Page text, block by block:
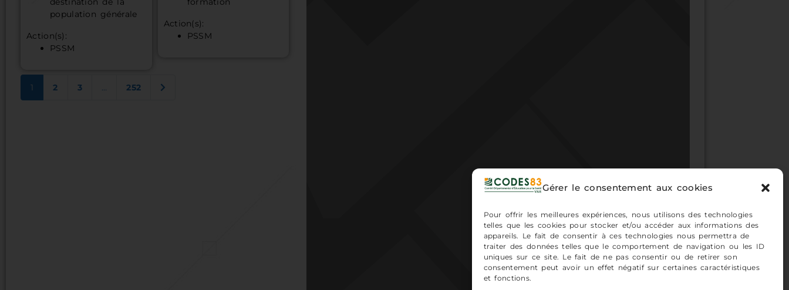
Gérer le consentement aux cookies
Pour offrir les meilleures expériences, nous utilisons des technologies
telles que les cookies pour stocker et/ou accéder aux informations des
appareils. Le fait de consentir à ces technologies nous permettra de
traiter des données telles que le comportement de navigation ou les ID
uniques sur ce site. Le fait de ne pas consentir ou de retirer son
consentement peut avoir un effet négatif sur certaines caractéristiques
et fonctions.
population générale
Action(s):
PSSM
Action(s):
PSSM
1 2 3 … 252 Older posts